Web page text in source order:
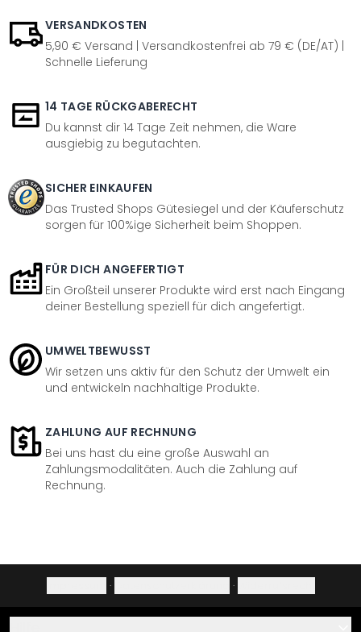
VERSANDKOSTEN
5,90 € Versand | Versandkostenfrei ab 79 € (DE/AT) |
Schnelle Lieferung
14 TAGE RÜCKGABERECHT
Du kannst dir 14 Tage Zeit nehmen, die Ware
ausgiebig zu begutachten.
SICHER EINKAUFEN
Das Trusted Shops Gütesiegel und der Käuferschutz
sorgen für 100%ige Sicherheit beim Shoppen.
FÜR DICH ANGEFERTIGT
Ein Großteil unserer Produkte wird erst nach Eingang
deiner Bestellung speziell für dich angefertigt.
UMWELTBEWUSST
Wir setzen uns aktiv für den Schutz der Umwelt ein
und entwickeln nachhaltige Produkte.
ZAHLUNG AUF RECHNUNG
Bei uns hast du eine große Auswahl an
Zahlungsmodalitäten. Auch die Zahlung auf
Rechnung.
· ·